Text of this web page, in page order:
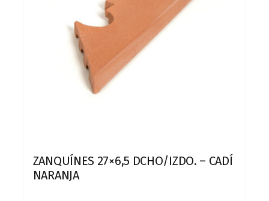
ZANQUÍNES 27×6,5 DCHO/IZDO. – CADÍ
NARANJA